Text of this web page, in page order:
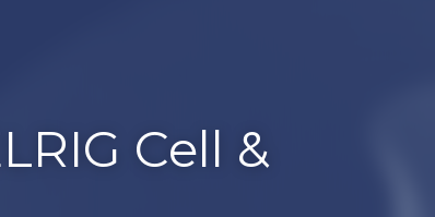
& Gene Therapy